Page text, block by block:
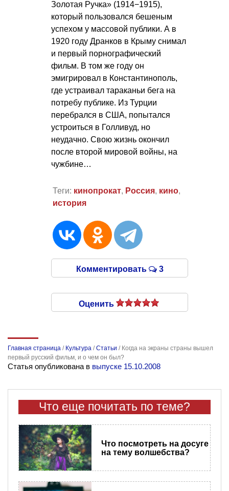
Золотая Ручка» (1914−1915),
который пользовался бешеным
успехом у массовой публики. А в
1920 году Дранков в Крыму снимал
и первый порнографический
фильм. В том же году он
эмигрировал в Константинополь,
где устраивал тараканьи бега на
потребу публике. Из Турции
перебрался в США, попытался
устроиться в Голливуд, но
неудачно. Свою жизнь окончил
после второй мировой войны, на
чужбине…
Теги: кинопрокат, Россия, кино,
история
Комментировать 3
Оценить
Главная страница / Культура /Статьи / Когда на экраны страны вышел
первый русский фильм, и о чем он был?
Статья опубликована в выпуске 15.10.2008
Что еще почитать по теме?
Что посмотреть на досуге
на тему волшебства?